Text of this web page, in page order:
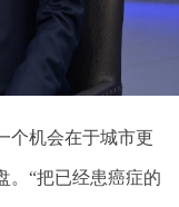
个机会在于城市更
。“把已经患癌症的